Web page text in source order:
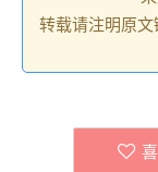
转载请注明原文